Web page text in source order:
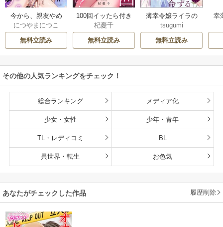
今から、親友やめ
ようか。～腐れ縁
同僚は甘い快楽で
私を壊す～
につやまにつこ
無料立読み
100回イッたら付き
合って？ 無愛想な
ライバル同期の溺
愛絶倫セックス
杞憂千
無料立読み
薄幸令嬢ライラの
数奇な結婚 愛さな
いと告げた冷酷公
爵は甘く夜伽を命
tsugumi
無料立読み
幸
その他の人気ランキングをチェック！
総合ランキング メディア化
少女・女性 少年・青年
TL・レディコミ BL
異世界・転生 お色気
あなたがチェックした作品 履歴削除